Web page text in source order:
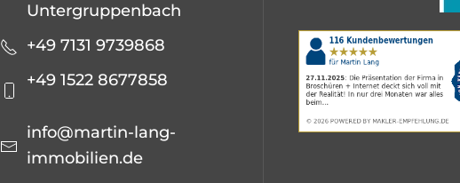
Untergruppenbach
+49 7131 9739868
+49 1522 8677858
info@martin-lang-
immobilien.de